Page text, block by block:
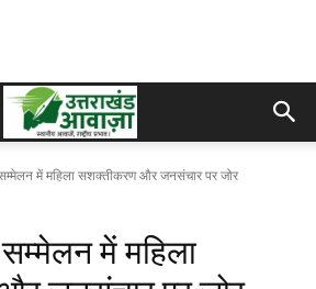
में महिला सशक्तीकरण और जनसंचार पर जोर
में महिला